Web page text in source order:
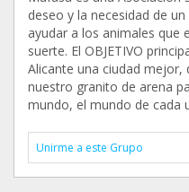
deseo y la necesidad de
ayudar a los animales que
suerte. El OBJETIVO
Alicante una ciudad
nuestro granito de arena
mundo, el mundo de cada
Unirme a este Grupo